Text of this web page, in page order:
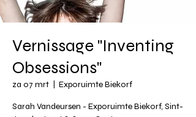
Vernissage "Inventing
Obsessions"
za 07 mrt Exporuimte Biekorf
Sarah Vandeursen - Exporuimte Biekorf, Sint-